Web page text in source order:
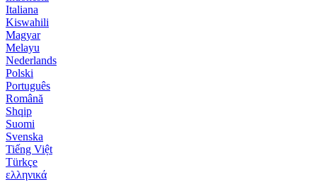
Italiana
Kiswahili
Magyar
Melayu
Nederlands
Polski
Português
Română
Shqip
Suomi
Svenska
Tiếng Việt
Türkçe
ελληνικά